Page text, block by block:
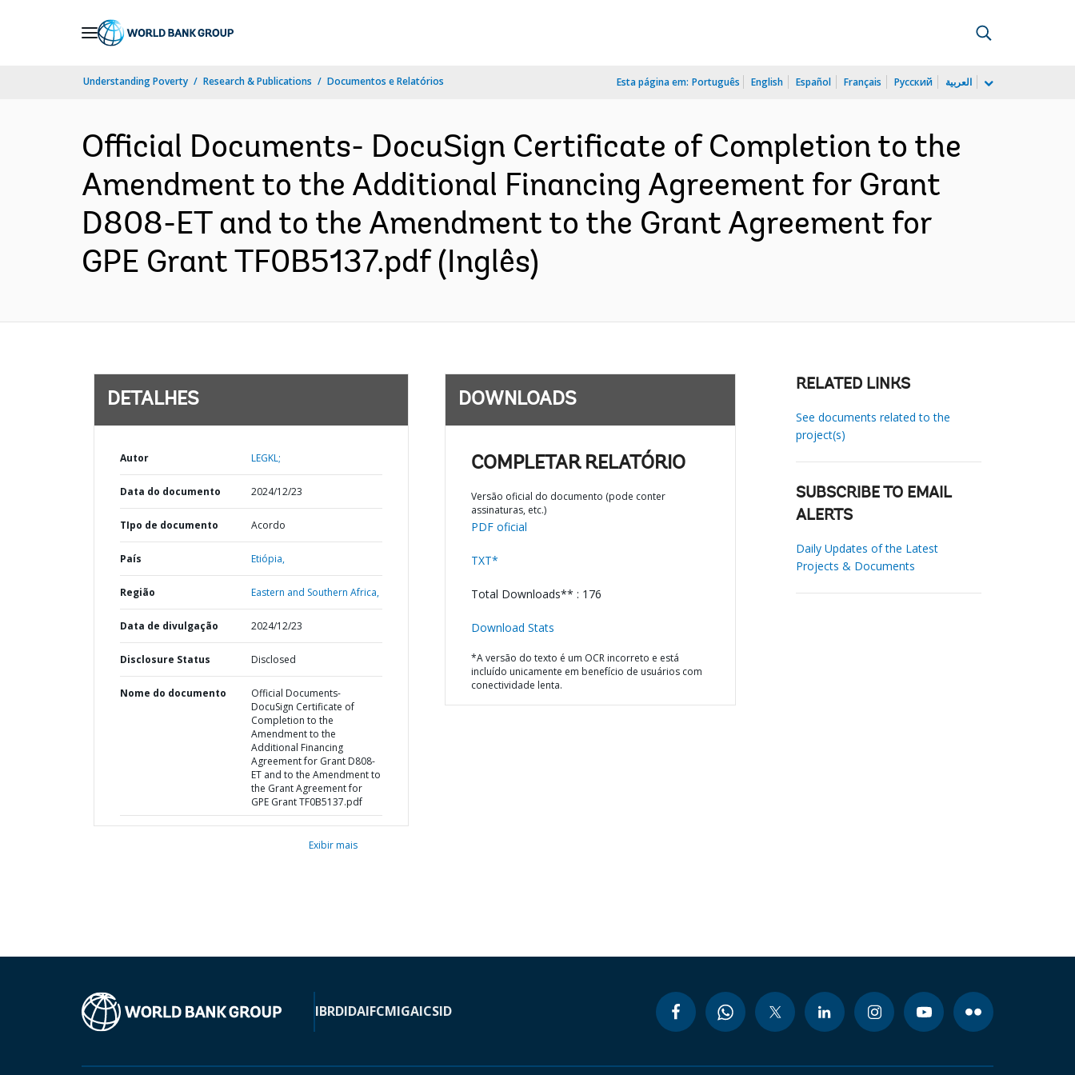
Understanding Poverty Research & Publications Documentos e Relatórios Esta página em: Português English Español Français Русский العربية
Official Documents- DocuSign Certificate of Completion to the
Amendment to the Additional Financing Agreement for Grant
D808-ET and to the Amendment to the Grant Agreement for
GPE Grant TF0B5137.pdf (Inglês)
DETALHES
Autor LEGKL;
Data do documento 2024/12/23
TIpo de documento Acordo
País Etiópia,
Região Eastern and Southern Africa,
Data de divulgação 2024/12/23
Disclosure Status Disclosed
Nome do documento
Official Documents-
DocuSign Certificate of
Completion to the
Amendment to the
Additional Financing
Agreement for Grant D808-
ET and to the Amendment to
the Grant Agreement for
GPE Grant TF0B5137.pdf
Exibir mais
DOWNLOADS
COMPLETAR RELATÓRIO
Versão oficial do documento (pode conter
assinaturas, etc.)
PDF oficial
TXT*
Total Downloads** : 176
Download Stats
*A versão do texto é um OCR incorreto e está
incluído unicamente em benefício de usuários com
conectividade lenta.
RELATED LINKS
See documents related to the
project(s)
SUBSCRIBE TO EMAIL
ALERTS
Daily Updates of the Latest
Projects & Documents
IBRDIDAIFCMIGAICSID